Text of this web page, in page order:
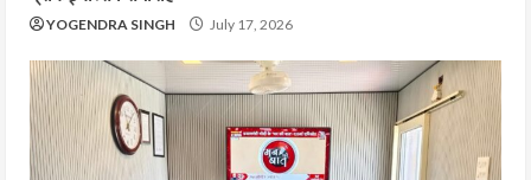
YOGENDRA SINGH July 17, 2026